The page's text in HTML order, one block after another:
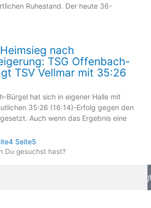
Ruhestand. Der heute 36-
nach
TSG Offenbach-
TSV Vellmar mit 35:26
Bürgel hat sich in eigener Halle mit
35:26 (16:14)-Erfolg gegen den
Auch wenn das Ergebnis eine
4 Seite5
Du gesuchst hast?